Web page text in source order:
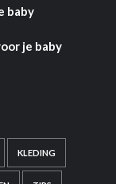
baby
je baby
KLEDING